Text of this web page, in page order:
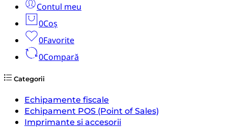
Contul meu
0Coș
0Favorite
0Compară
Categorii
Echipamente fiscale
Echipament POS (Point of Sales)
Imprimante si accesorii